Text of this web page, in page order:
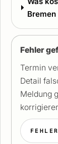
Fehler
Termin
Detail
Meldung